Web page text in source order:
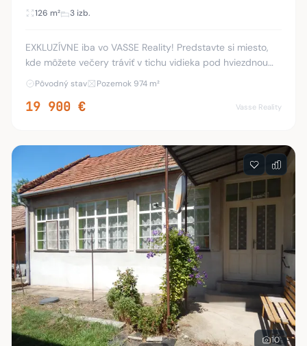
126 m² 3 izb.
EXKLUZÍVNE iba vo VASSE Reality! Predstavte si miesto,
kde môžete večery tráviť v tichu vidieka pod hviezdnou
oblohou. Presne takýto príbeh môže začať v Malých
Kosihách, kde vám ponúkame na predaj vid
Pôvodný stav Pozemok 974 m²
19 900 € Vasse Reality
10